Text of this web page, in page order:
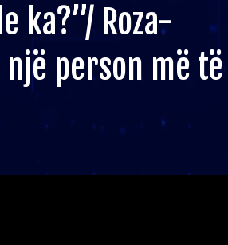
ka?”/ Roza-
person më të